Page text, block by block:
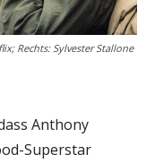
Rechts: Sylvester Stallone
Anthony
Superstar